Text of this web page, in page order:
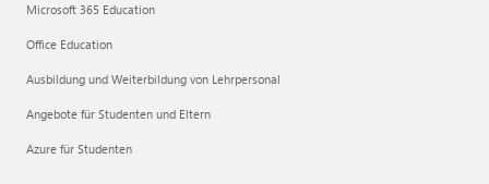
Microsoft 365 Education
Office Education
Ausbildung und Weiterbildung von Lehrpersonal
Angebote für Studenten und Eltern
Azure für Studenten